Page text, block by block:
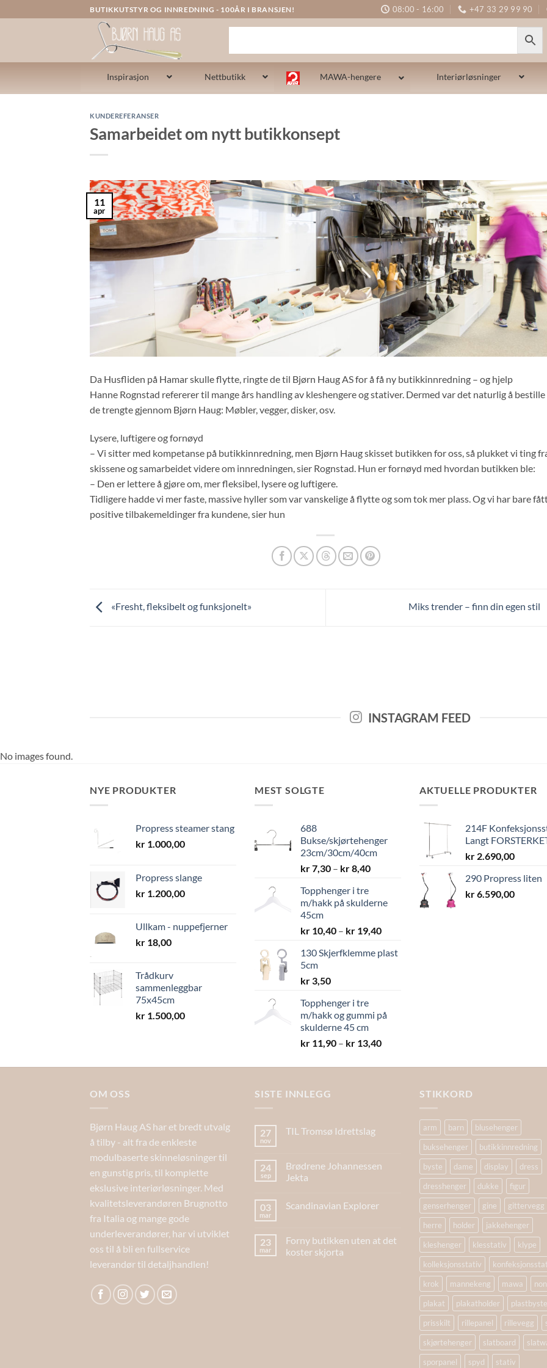
to
BUTIKKUTSTYR OG INNREDNING - 100ÅR I BRANSJEN! 08:00 - 16:00 +47 33 29 99 90
Inspirasjon Nettbutikk MAWA-hengere Interiørløsninger
KUNDEREFERANSER
Samarbeidet om nytt butikkonsept
11
apr
Da Husfliden på Hamar skulle flytte, ringte de til Bjørn Haug AS for å få ny butikkinnredning – og hjelp
Hanne Rognstad refererer til mange års handling av kleshengere og stativer. Dermed var det naturlig å
de trengte gjennom Bjørn Haug: Møbler, vegger, disker, osv.
Lysere, luftigere og fornøyd
– Vi sitter med kompetanse på butikkinnredning, men Bjørn Haug skisset butikken for oss, så plukket vi ting
skissene og samarbeidet videre om innredningen, sier Rognstad. Hun er fornøyd med hvordan butikken ble:
– Den er lettere å gjøre om, mer fleksibel, lysere og luftigere.
Tidligere hadde vi mer faste, massive hyller som var vanskelige å flytte og som tok mer plass. Og vi har bare
positive tilbakemeldinger fra kundene, sier hun
«Fresht, fleksibelt og funksjonelt» Miks trender – finn din egen stil
INSTAGRAM FEED
No images found.
NYE PRODUKTER
Propress steamer stang
kr 1.000,00
Propress slange
kr 1.200,00
Ullkam - nuppefjerner
kr 18,00
Trådkurv
sammenleggbar
75x45cm
kr 1.500,00
MEST SOLGTE
688
Bukse/skjørtehenger
23cm/30cm/40cm
kr7,30 – kr8,40Prisområde:
kr 8,40
Topphenger i tre
m/hakk på skulderne
45cm
kr 10,40 – kr 19,40Prisområde:
til
130 Skjerfklemme plast
5cm
kr 3,50
Topphenger i tre
m/hakk og gummi på
skulderne 45 cm
kr 11,90 – kr 13,40Prisområde:
til
AKTUELLE PRODUKTER
214F
Langt
kr 2.690,00
290 Propress liten
kr6.590,00
OM OSS
Bjørn Haug AS har et bredt utvalg
å tilby - alt fra de enkleste
modulbaserte skinneløsninger til
en gunstig pris, til komplette
ekslusive interiørløsninger. Med
kvalitetsleverandøren Brugnotto
fra Italia og mange gode
underleverandører, har vi utviklet
oss til å bli en fullservice
leverandør til detaljhandlen!
SISTE INNLEGG
27
nov
TIL Tromsø Idrettslag
24
sep
Brødrene Johannessen
Jekta
03
mar
Scandinavian Explorer
23
mar
Forny butikken uten at det
koster skjorta
STIKKORD
arm barn
blusehenger
buksehenger
butikkinnredning
byste
dame display
dress
dresshenger
dukke
figur
genserhenger
gine
gittervegg
herre
holder
jakkehenger
kleshenger
klesstativ
klype
kolleksjonsstativ
krok
mannekeng mawa
plakat
plakatholder
plastbyste
prisskilt
rillepanel rillevegg
skjørtehenger
slatboard
sporpanel
spyd stativ